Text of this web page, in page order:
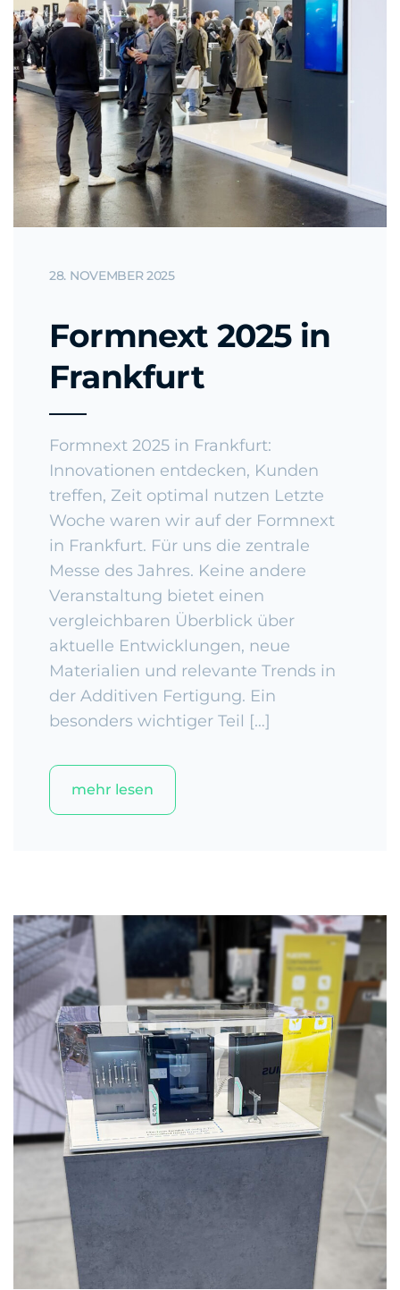
28. NOVEMBER 2025
Formnext 2025 in
Frankfurt
Formnext 2025 in Frankfurt:
Innovationen entdecken, Kunden
treffen, Zeit optimal nutzen Letzte
Woche waren wir auf der Formnext
in Frankfurt. Für uns die zentrale
Messe des Jahres. Keine andere
Veranstaltung bietet einen
vergleichbaren Überblick über
aktuelle Entwicklungen, neue
Materialien und relevante Trends in
der Additiven Fertigung. Ein
besonders wichtiger Teil […]
mehr lesen